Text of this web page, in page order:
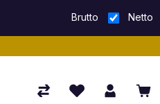
Brutto Netto